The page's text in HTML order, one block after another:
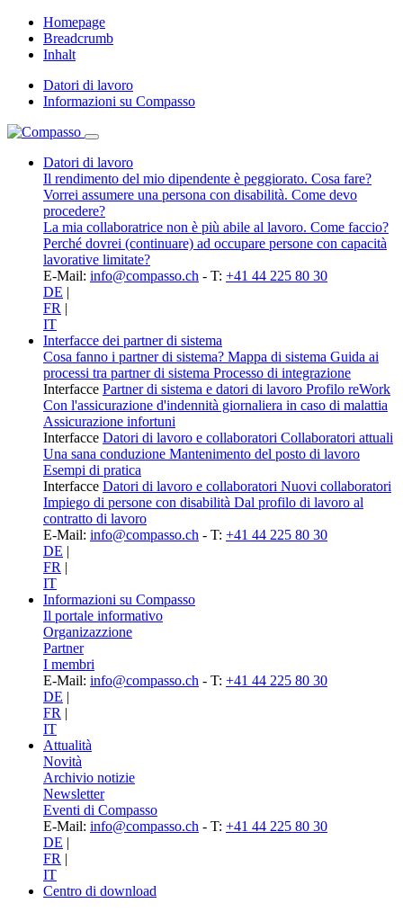
Homepage
Breadcrumb
Inhalt
Datori di lavoro
Informazioni su Compasso
Datori di lavoro
Il rendimento del mio dipendente è peggiorato. Cosa fare?
Vorrei assumere una persona con disabilità. Come devo
procedere?
La mia collaboratrice non è più abile al lavoro. Come faccio?
Perché dovrei (continuare) ad occupare persone con capacità
lavorative limitate?
E-Mail: info@compasso.ch - T: +41 44 225 80 30
DE |
FR |
IT
Interfacce dei partner di sistema
Cosa fanno i partner di sistema? Mappa di sistema Guida ai
processi tra partner di sistema Processo di integrazione
Interfacce Partner di sistema e datori di lavoro Profilo reWork
Con l'assicurazione d'indennità giornaliera in caso di malattia
Assicurazione infortuni
Interfacce Datori di lavoro e collaboratori Collaboratori attuali
Una sana conduzione Mantenimento del posto di lavoro
Esempi di pratica
Interfacce Datori di lavoro e collaboratori Nuovi collaboratori
Impiego di persone con disabilità Dal profilo di lavoro al
contratto di lavoro
E-Mail: info@compasso.ch - T: +41 44 225 80 30
DE |
FR |
IT
Informazioni su Compasso
Il portale informativo
Organizazzione
Partner
I membri
E-Mail: info@compasso.ch - T: +41 44 225 80 30
DE |
FR |
IT
Attualità
Novità
Archivio notizie
Newsletter
Eventi di Compasso
E-Mail: info@compasso.ch - T: +41 44 225 80 30
DE |
FR |
IT
Centro di download